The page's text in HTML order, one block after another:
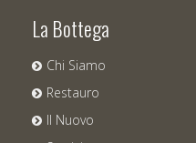
La Bottega
Chi Siamo
Restauro
Il Nuovo